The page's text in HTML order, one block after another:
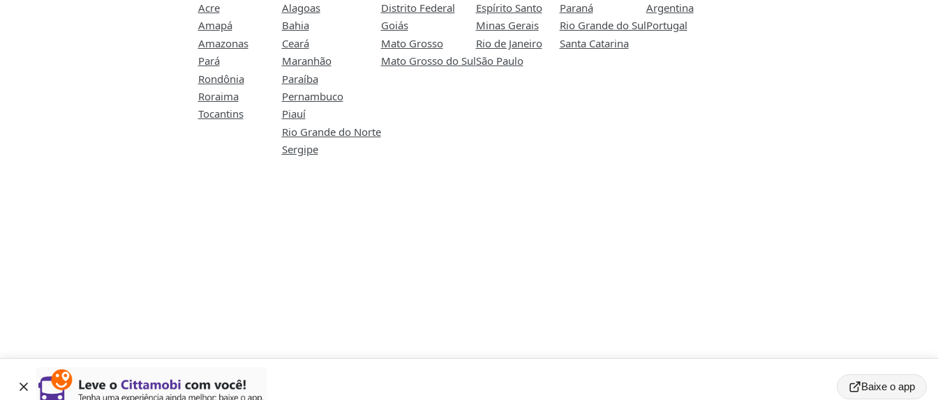
Acre
Amapá
Amazonas
Pará
Rondônia
Roraima
Tocantins
Alagoas
Bahia
Ceará
Maranhão
Paraíba
Pernambuco
Piauí
Rio Grande do Norte
Sergipe
Distrito Federal
Goiás
Mato Grosso
Mato Grosso do Sul
Espírito Santo
Minas Gerais
Rio de Janeiro
São Paulo
Paraná
Rio Grande do Sul
Santa Catarina
Argentina
Portugal
Baixe o app